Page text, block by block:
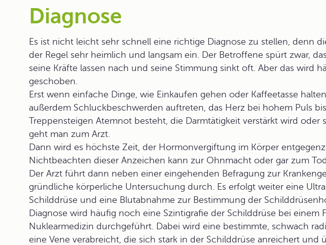
Diagnose
Es ist nicht leicht sehr schnell eine richtige Diagnose zu stellen, denn
der Regel sehr heimlich und langsam ein. Der Betroffene spürt zwar,
seine Kräfte lassen nach und seine Stimmung sinkt oft. Aber das wird
geschoben.
Erst wenn einfache Dinge, wie Einkaufen gehen oder Kaffeetasse
außerdem Schluckbeschwerden auftreten, das Herz bei hohem Puls
Treppensteigen Atemnot besteht, die Darmtätigkeit verstärkt wird oder
geht man zum Arzt.
Dann wird es höchste Zeit, der Hormonvergiftung im Körper
Nichtbeachten dieser Anzeichen kann zur Ohnmacht oder gar zum
Der Arzt führt dann neben einer eingehenden Befragung zur
gründliche körperliche Untersuchung durch. Es erfolgt weiter eine
Schilddrüse und eine Blutabnahme zur Bestimmung der
Diagnose wird häufig noch eine Szintigrafie der Schilddrüse bei einem
Nuklearmedizin durchgeführt. Dabei wird eine bestimmte, schwach
eine Vene verabreicht, die sich stark in der Schilddrüse anreichert und